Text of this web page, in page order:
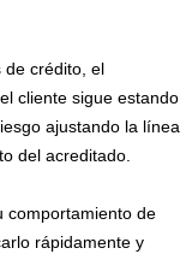
de crédito, el
cliente sigue estando
ajustando la línea
del acreditado.
comportamiento de
rápidamente y